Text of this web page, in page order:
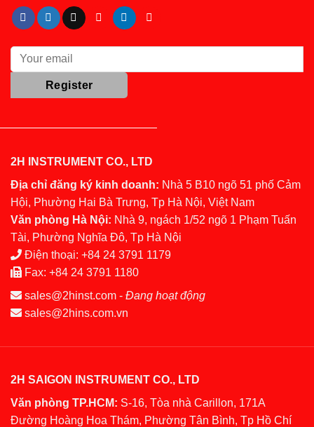
2H INSTRUMENT CO., LTD
Địa chỉ đăng ký kinh doanh: Nhà 5 B10 ngõ 51 phố Cảm
Hội, Phường Hai Bà Trưng, Tp Hà Nội, Việt Nam
Văn phòng Hà Nội: Nhà 9, ngách 1/52 ngõ 1 Phạm Tuấn
Tài, Phường Nghĩa Đô, Tp Hà Nội
Điện thoại: +84 24 3791 1179
Fax: +84 24 3791 1180
sales@2hinst.com - Đang hoạt động
sales@2hins.com.vn
2H SAIGON INSTRUMENT CO., LTD
Văn phòng TP.HCM: S-16, Tòa nhà Carillon, 171A
Đường Hoàng Hoa Thám, Phường Tân Bình, Tp Hồ Chí